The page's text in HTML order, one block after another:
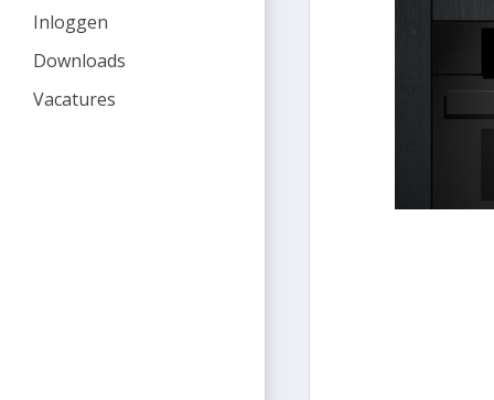
Inloggen
Downloads
Vacatures